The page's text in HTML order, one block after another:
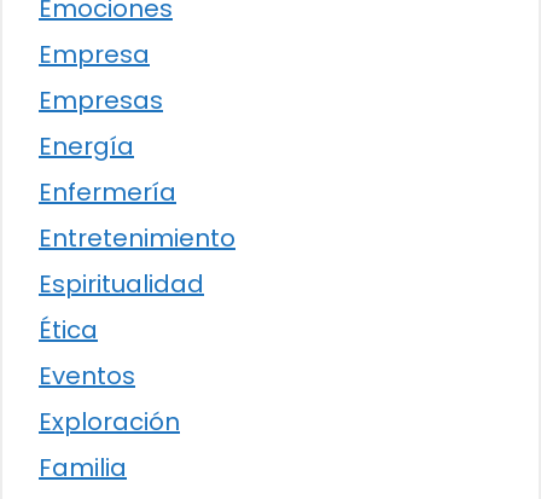
Emociones
Empresa
Empresas
Energía
Enfermería
Entretenimiento
Espiritualidad
Ética
Eventos
Exploración
Familia